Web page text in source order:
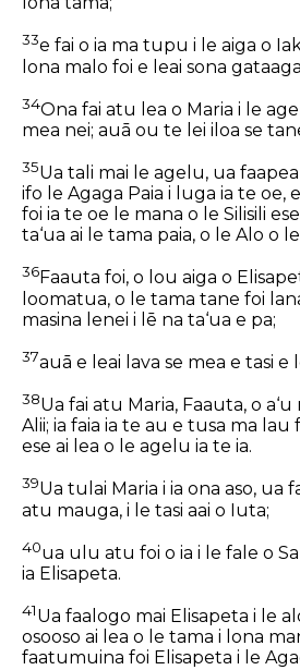
33e fai o ia ma tupu i le aiga o
lona malo foi e leai sona
34Ona fai atu lea o Maria i le
mea nei; auā ou te lei iloa se
35Ua tali mai le agelu, ua faapea
ifo le Agaga Paia i luga ia te oe,
foi ia te oe le mana o le Silisili
ta‘ua ai le tama paia, o le Alo o
36Faauta foi, o lou aiga o
loomatua, o le tama tane foi
masina lenei i lē na ta‘ua e pa;
37auā e leai lava se mea e tasi e
38Ua fai atu Maria, Faauta, o
Alii; ia faia ia te au e tusa ma lau
ese ai lea o le agelu ia te ia.
39Ua tulai Maria i ia ona aso, ua
atu mauga, i le tasi aai o Iuta;
40ua ulu atu foi o ia i le fale o
ia Elisapeta.
41Ua faalogo mai Elisapeta i le
osooso ai lea o le tama i lona
faatumuina foi Elisapeta i le